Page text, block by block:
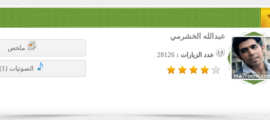
عبدالله الخشرمي
عدد الزيارات : 28126
ملخص
الصوتيات (1)